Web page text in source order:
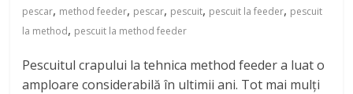
pescar, method feeder, pescar, pescuit, pescuit la feeder, pescuit
la method, pescuit la method feeder
Pescuitul crapului la tehnica method feeder a luat o
amploare considerabilă în ultimii ani. Tot mai mulți